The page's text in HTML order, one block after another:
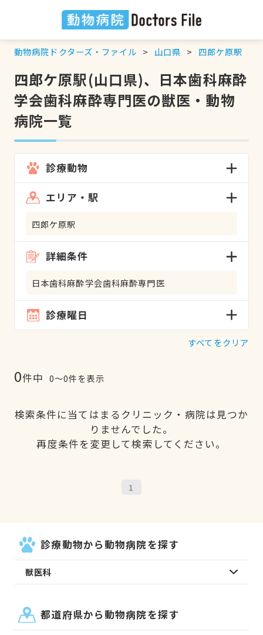
動物病院ドクターズ・ファイル 山口県 四郎ケ原駅
四郎ケ原駅(山口県)、日本歯科麻酔
学会歯科麻酔専門医の獣医・動物
病院一覧
診療動物
エリア・駅
四郎ケ原駅
詳細条件
日本歯科麻酔学会歯科麻酔専門医
診療曜日
すべてをクリア
0件中 0〜0件を表示
検索条件に当てはまるクリニック・病院は見つか
りませんでした。
再度条件を変更して検索してください。
1
診療動物から動物病院を探す
獣医科
都道府県から動物病院を探す